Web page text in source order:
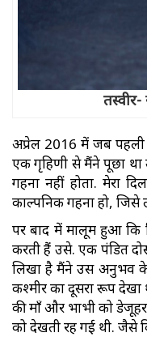
तस्वीर-
अप्रेल 2016 में जब पहली
एक गृहिणी से मैंने पूछा था
गहना नहीं होता. मेरा
काल्पनिक गहना हो,
पर बाद में मालूम हुआ कि
करती हैं उसे. एक पंडित
लिखा है मैंने उस अनुभव
कश्मीर का दूसरा रूप
की माँ और भाभी को
को देखती रह गई थी. जैसे